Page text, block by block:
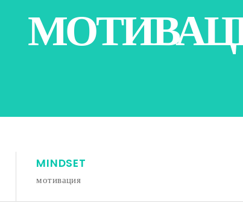
MINDSET
мотивация